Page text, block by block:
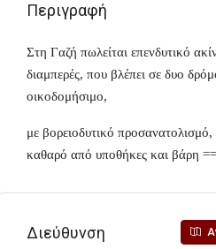
Περιγραφή
Στη Γαζή πωλείται επενδυτικό
διαμπερές, που βλέπει σε δυο
οικοδομήσιμο,
με βορειοδυτικό
καθαρό από υποθήκες και βάρη ==
Διεύθυνση